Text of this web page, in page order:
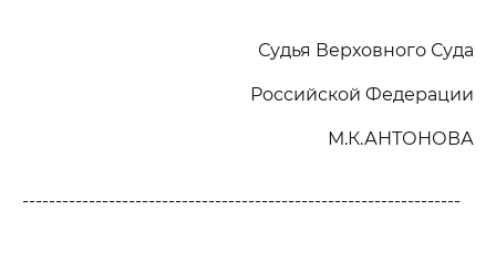
Судья Верховного Суда
Российской Федерации
М.К.АНТОНОВА
------------------------------------------------------------------